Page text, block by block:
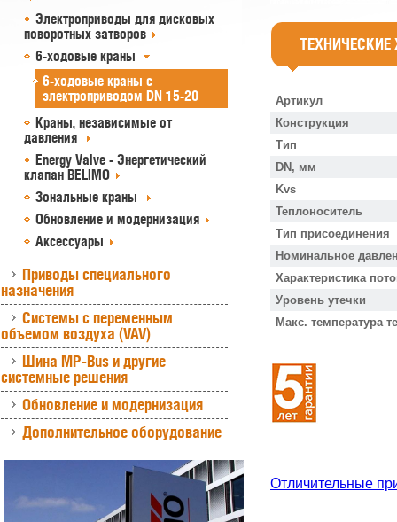
Электроприводы для дисковых
поворотных затворов
6-ходовые краны
6-ходовые краны с
электроприводом DN 15-20
Краны, независимые от
давления
Energy Valve - Энергетический
клапан BELIMO
Зональные краны
Обновление и модернизация
Аксессуары
Приводы специального
назначения
Системы с переменным
объемом воздуха (VAV)
Шина MP-Bus и другие
системные решения
Обновление и модернизация
Дополнительное оборудование
Артикул
Конструкция
Тип
DN, мм
Kvs
Теплоноситель
Тип присоединения
Номинальное
Характеристика
Уровень утечки
Макс. температура
Отличительные